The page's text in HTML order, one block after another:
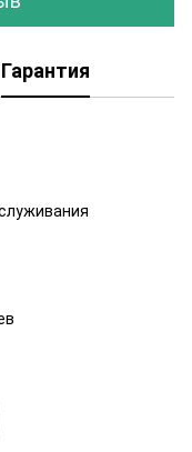
Гарантия